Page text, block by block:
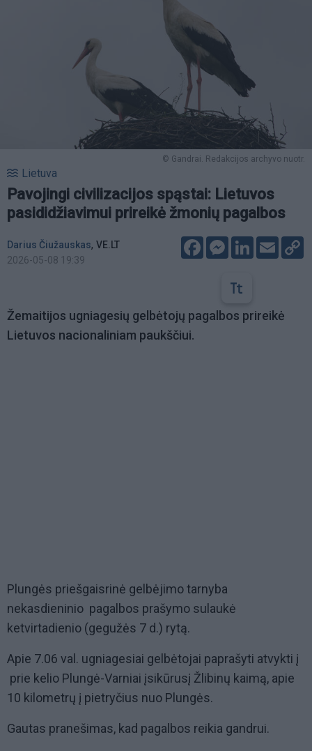
© Gandrai. Redakcijos archyvo nuotr.
Lietuva
Pavojingi civilizacijos spąstai: Lietuvos
pasididžiavimui prireikė žmonių pagalbos
Darius Čiužauskas, VE.LT
2026-05-08 19:39
FacebookMessenger
LinkedIn
Email
Žemaitijos ugniagesių gelbėtojų pagalbos prireikė
Lietuvos nacionaliniam paukščiui.
Plungės priešgaisrinė gelbėjimo tarnyba
nekasdieninio pagalbos prašymo sulaukė
ketvirtadienio (gegužės 7 d.) rytą.
Apie 7.06 val. ugniagesiai gelbėtojai paprašyti atvykti į
prie kelio Plungė-Varniai įsikūrusį Žlibinų kaimą, apie
10 kilometrų į pietryčius nuo Plungės.
Gautas pranešimas, kad pagalbos reikia gandrui.